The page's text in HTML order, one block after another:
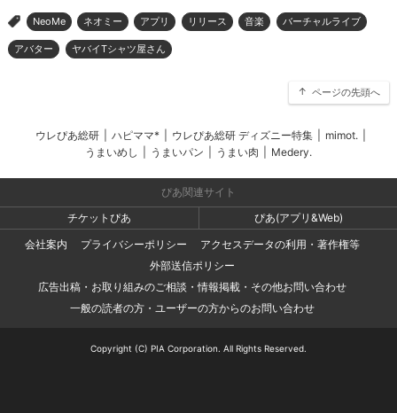
> NeoMe ネオミー アプリ リリース 音楽 バーチャルライブ
アバター ヤバイTシャツ屋さん
ページの先頭へ
ウレぴあ総研 ハピママ* ウレぴあ総研 ディズニー特集 mimot.
うまいめし
うまいパン うまい肉 Medery.
ぴあ関連サイト
チケットぴあ
ぴあ(アプリ&Web)
会社案内
プライバシーポリシー
アクセスデータの利用・著作権等
外部送信ポリシー
広告出稿・お取り組みのご相談・情報掲載・その他お問い合わせ
一般の読者の方・ユーザーの方からのお問い合わせ
Copyright (C) PIA Corporation. All Rights Reserved.